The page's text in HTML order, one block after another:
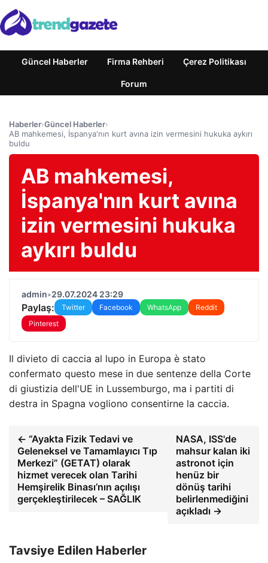
Güncel Haberler Firma Rehberi Çerez Politikası
Forum
Haberler›Güncel Haberler›
AB mahkemesi, İspanya'nın kurt avına izin vermesini hukuka aykırı
buldu
AB mahkemesi,
İspanya'nın kurt avına
izin vermesini hukuka
aykırı buldu
admin•29.07.2024 23:29
Paylaş: Twitter Facebook WhatsApp
Reddit
Pinterest
Il divieto di caccia al lupo in Europa è stato
confermato questo mese in due sentenze della Corte
di giustizia dell'UE in Lussemburgo, ma i partiti di
destra in Spagna vogliono consentirne la caccia.
← “Ayakta Fizik Tedavi ve
Geleneksel ve Tamamlayıcı Tıp
Merkezi” (GETAT) olarak
hizmet verecek olan Tarihi
Hemşirelik Binası’nın açılışı
gerçekleştirilecek – SAĞLIK
NASA, ISS'de
mahsur kalan iki
astronot için
henüz bir
dönüş tarihi
belirlenmediğini
açıkladı →
Tavsiye Edilen Haberler